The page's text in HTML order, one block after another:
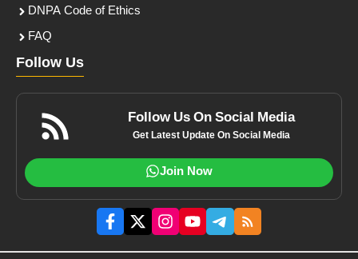
DNPA Code of Ethics
FAQ
Follow Us
Follow Us On Social Media
Get Latest Update On Social Media
Join Now